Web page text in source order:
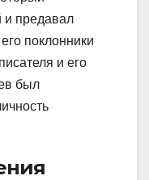
и предавал
поклонники
и его
был